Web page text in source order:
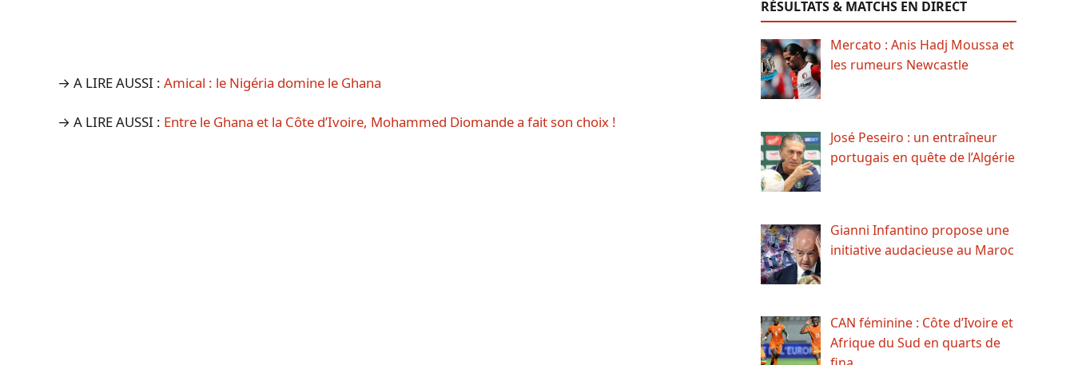
→ A LIRE AUSSI : Amical : le Nigéria domine le Ghana
→ A LIRE AUSSI : Entre le Ghana et la Côte d’Ivoire, Mohammed Diomande a fait son choix !
RÉSULTATS & MATCHS EN DIRECT
Mercato : Anis Hadj Moussa et
les rumeurs Newcastle
José Peseiro : un entraîneur
portugais en quête de l’Algérie
Gianni Infantino propose une
initiative audacieuse au Maroc
CAN féminine : Côte d’Ivoire et
Afrique du Sud en quarts de